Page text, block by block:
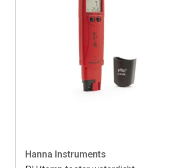
Hanna Instruments